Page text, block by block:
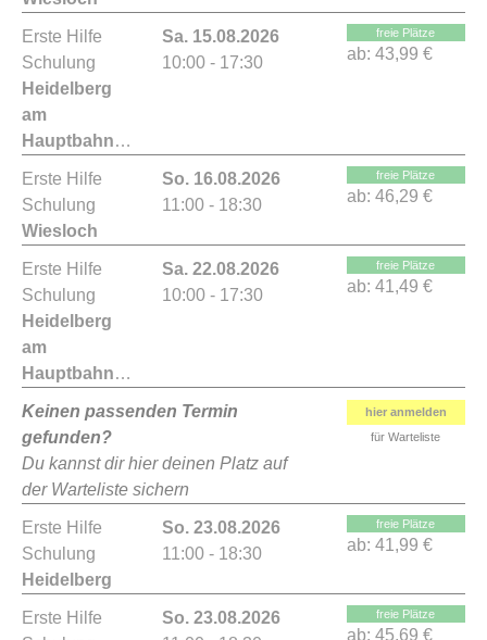
Erste Hilfe
Schulung
Heidelberg
am
Hauptbahnhof
Sa. 15.08.2026
10:00 - 17:30
freie Plätze
ab: 43,99 €
Erste Hilfe
Schulung
Wiesloch
So. 16.08.2026
11:00 - 18:30
freie Plätze
ab: 46,29 €
Erste Hilfe
Schulung
Heidelberg
am
Hauptbahnhof
Sa. 22.08.2026
10:00 - 17:30
freie Plätze
ab: 41,49 €
Keinen passenden Termin
gefunden?
Du kannst dir hier deinen Platz auf
der Warteliste sichern
hier anmelden
für Warteliste
Erste Hilfe
Schulung
Heidelberg
So. 23.08.2026
11:00 - 18:30
freie Plätze
ab: 41,99 €
Erste Hilfe
So. 23.08.2026
freie Plätze
ab: 45,69 €